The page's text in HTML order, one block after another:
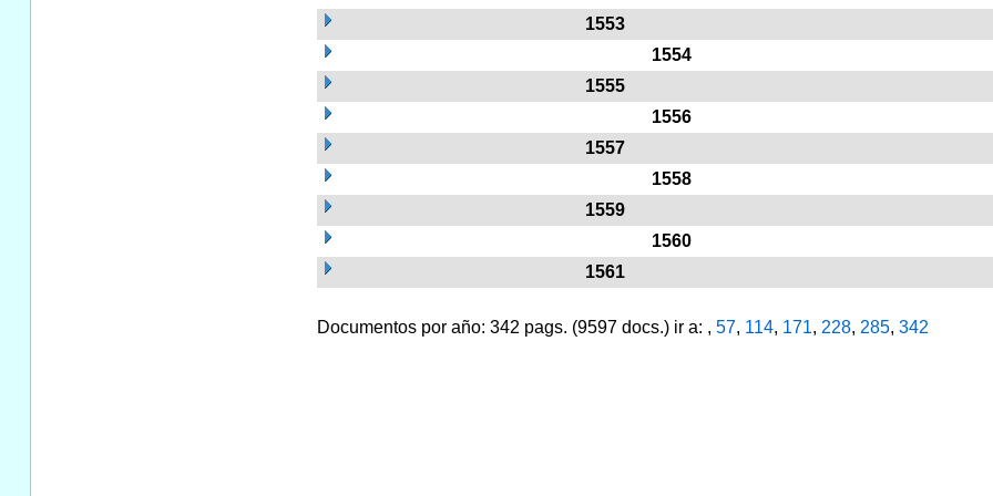
1553
1554
1555
1556
1557
1558
1559
1560
1561
Documentos por año: 342 pags. (9597 docs.) ir a: , 57, 114, 171, 228, 285, 342